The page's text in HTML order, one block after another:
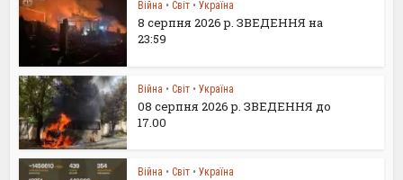
Війна • Світ • Україна
8 серпня 2026 р. ЗВЕДЕННЯ на
23:59
Війна • Світ • Україна
08 серпня 2026 р. ЗВЕДЕННЯ до
17.00
Війна • Світ • Україна